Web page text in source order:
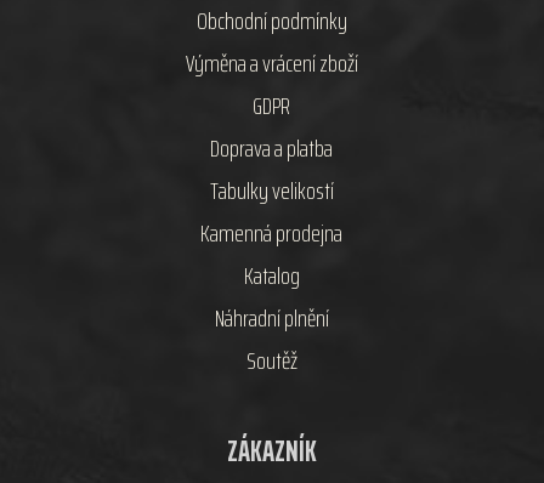
Obchodní podmínky
Výměna a vrácení zboží
GDPR
Doprava a platba
Tabulky velikostí
Kamenná prodejna
Katalog
Náhradní plnění
Soutěž
ZÁKAZNÍK